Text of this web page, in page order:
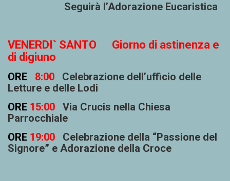
Seguirà l’Adorazione Eucaristica
VENERDI` SANTO
Giorno di astinenza e
di digiuno
ORE 8:00 Celebrazione dell’ufficio delle
Letture e delle Lodi
ORE 15:00
Via Crucis nella Chiesa
Parrocchiale
ORE 19:00
Celebrazione della “Passione del
Signore” e Adorazione della Croce